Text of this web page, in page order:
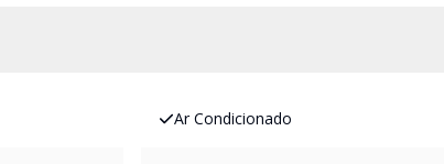
Ar Condicionado